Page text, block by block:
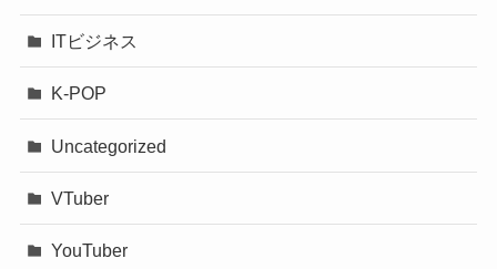
ITビジネス
K-POP
Uncategorized
VTuber
YouTuber